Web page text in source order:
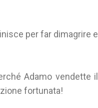
per far dimagrire e
Adamo vendette il
fortunata!